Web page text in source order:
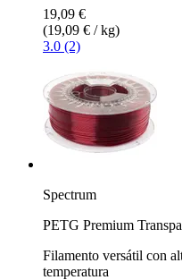
19,09 €
(19,09 € / kg)
3.0 (2)
Spectrum
PETG Premium
Filamento versátil con
temperatura